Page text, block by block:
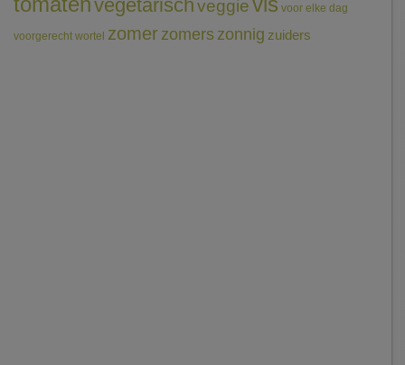
vegetarischveggie voor elke dag
voorgerecht wortel zomerzomerszonnig zuiders